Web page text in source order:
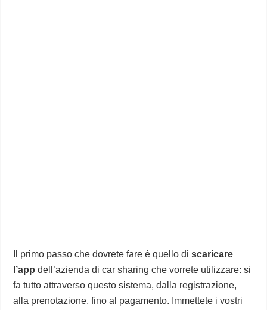
Il primo passo che dovrete fare è quello discaricare
l’app dell’azienda di car sharing che vorrete utilizzare: si
fa tutto attraverso questo sistema, dalla registrazione,
alla prenotazione, fino al pagamento. Immettete i vostri